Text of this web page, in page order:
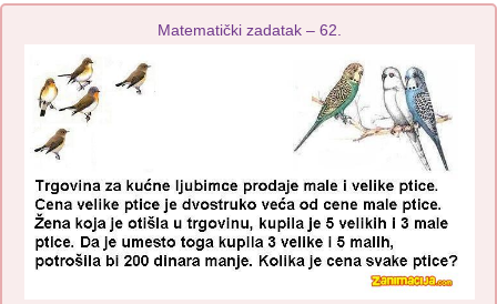
Matematički zadatak – 62.